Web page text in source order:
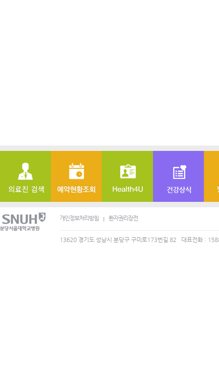
개인정보처리방침 환자권리장전
13620 경기도 성남시 분당구 구미로173번길 82 대표전화 :